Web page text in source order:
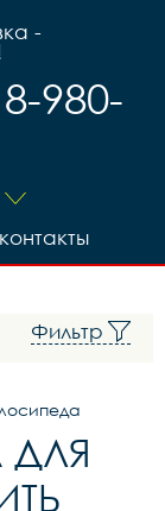
-
980-
контакты
Фильтр